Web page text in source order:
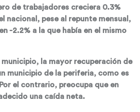
de trabajadores creciera 0.3%
nacional, pese al repunte mensual,
-2.2% a la que había en el mismo
municipio, la mayor recuperación de
municipio de la periferia, como es
el contrario, preocupa que en
una caída neta.